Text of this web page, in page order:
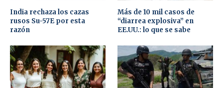
India rechaza los cazas
rusos Su-57E por esta
razón
Más de 10 mil casos de
“diarrea explosiva” en
EE.UU.: lo que se sabe